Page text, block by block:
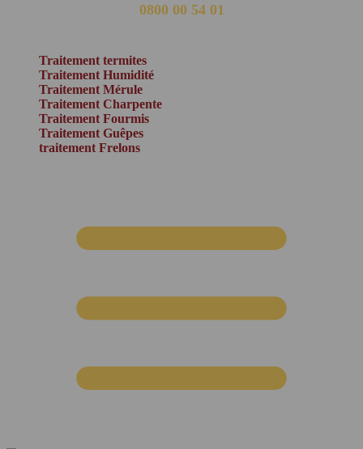
0800 00 54 01
Traitement termites
Traitement Humidité
Traitement Mérule
Traitement Charpente
Traitement Fourmis
Traitement Guêpes
traitement Frelons